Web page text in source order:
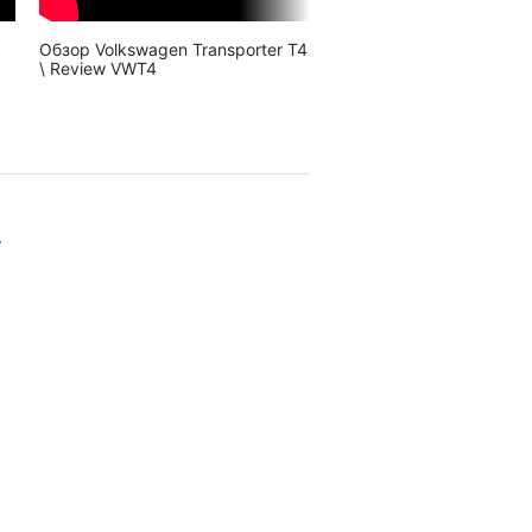
Обзор Volkswagen Transporter T4
\ Review VWT4